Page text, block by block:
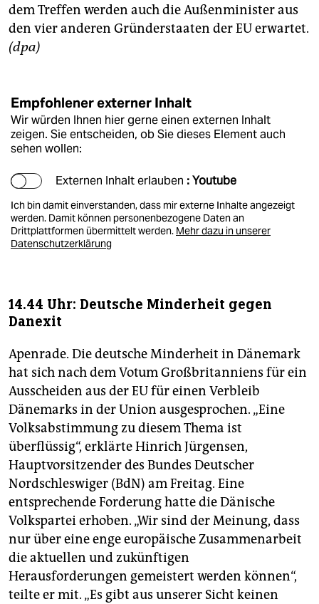
dem Treffen werden auch die Außenminister aus
den vier anderen Gründerstaaten der EU erwartet.
(dpa)
Empfohlener externer Inhalt
Wir würden Ihnen hier gerne einen externen Inhalt
zeigen. Sie entscheiden, ob Sie dieses Element auch
sehen wollen:
Externen Inhalt erlauben : Youtube
Ich bin damit einverstanden, dass mir externe Inhalte angezeigt
werden. Damit können personenbezogene Daten an
Drittplattformen übermittelt werden. Mehr dazu in unserer
Datenschutzerklärung
14.44 Uhr: Deutsche Minderheit gegen
Danexit
Apenrade. Die deutsche Minderheit in Dänemark
hat sich nach dem Votum Großbritanniens für ein
Ausscheiden aus der EU für einen Verbleib
Dänemarks in der Union ausgesprochen. „Eine
Volksabstimmung zu diesem Thema ist
überflüssig“, erklärte Hinrich Jürgensen,
Hauptvorsitzender des Bundes Deutscher
Nordschleswiger (BdN) am Freitag. Eine
entsprechende Forderung hatte die Dänische
Volkspartei erhoben. „Wir sind der Meinung, dass
nur über eine enge europäische Zusammenarbeit
die aktuellen und zukünftigen
Herausforderungen gemeistert werden können“,
teilte er mit. „Es gibt aus unserer Sicht keinen